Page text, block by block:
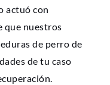
actuó con
que nuestros
de perro de
de tu caso